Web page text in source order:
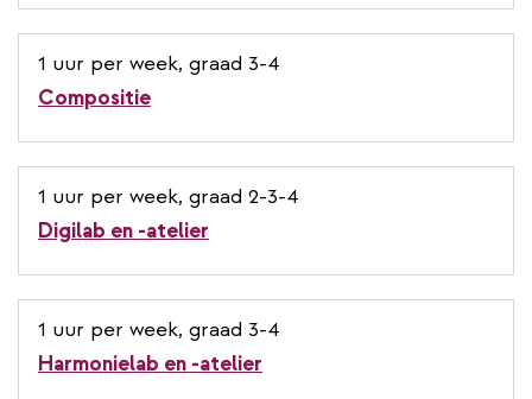
1 uur per week, graad 3-4
Compositie
1 uur per week, graad 2-3-4
Digilab en -atelier
1 uur per week, graad 3-4
Harmonielab en -atelier